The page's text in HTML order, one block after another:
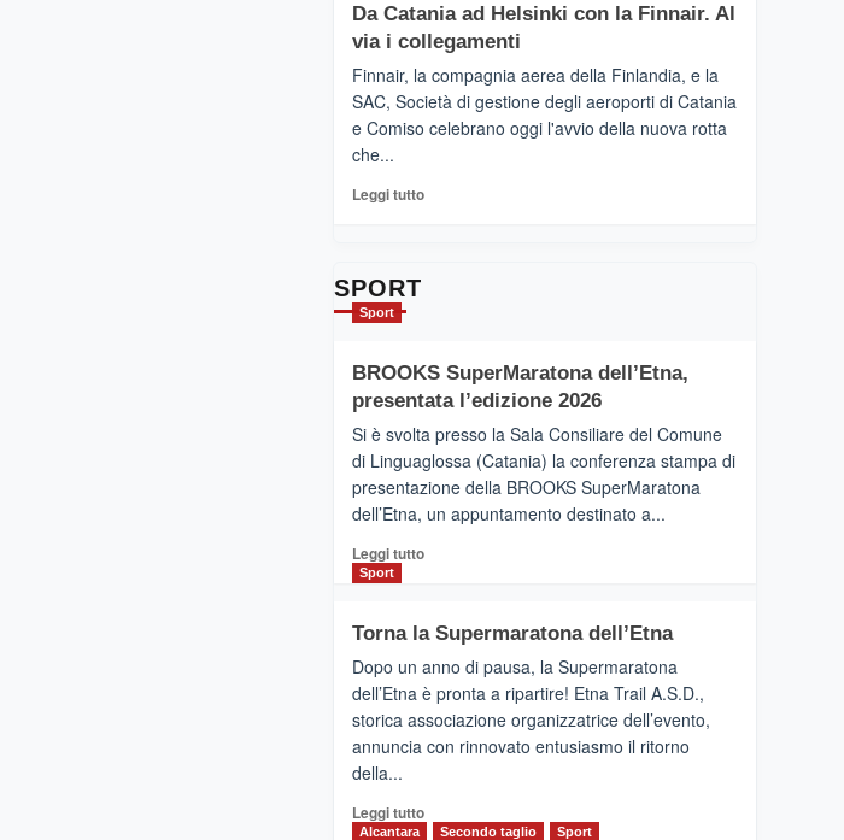
dell’enoturismo
sull’Etna
RANDAZZO
–
siamo
quasi….
pronti
dell’Etna
Da Catania ad Helsinki con la Finnair. Al
via i collegamenti
Finnair, la compagnia aerea della Finlandia, e la
SAC, Società di gestione degli aeroporti di Catania
e Comiso celebrano oggi l'avvio della nuova rotta
che...
Leggi tuttoLeggi
con
la
Al
via
i
collegamenti
SPORT
Sport
BROOKS SuperMaratona dell’Etna,
presentata l’edizione 2026
Si è svolta presso la Sala Consiliare del Comune
di Linguaglossa (Catania) la conferenza stampa di
presentazione della BROOKS SuperMaratona
dell’Etna, un appuntamento destinato a...
Leggi tuttoLeggi
BROOKS
SuperMaratona
dell’Etna,
presentata
l’edizione
2026
Sport
Torna la Supermaratona dell’Etna
Dopo un anno di pausa, la Supermaratona
dell’Etna è pronta a ripartire! Etna Trail A.S.D.,
storica associazione organizzatrice dell’evento,
annuncia con rinnovato entusiasmo il ritorno
della...
Leggi tuttoLeggi
Alcantara Secondo taglio Sport